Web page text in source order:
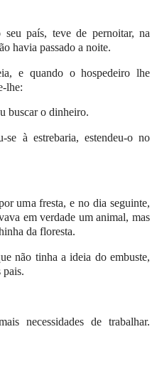
seu país, teve de pernoitar, na
havia passado a noite.
e quando o hospedeiro lhe
lhe:
buscar o dinheiro.
à estrebaria, estendeu-o no
uma fresta, e no dia seguinte,
em verdade um animal, mas
da floresta.
não tinha a ideia do embuste,
pais.
necessidades de trabalhar.